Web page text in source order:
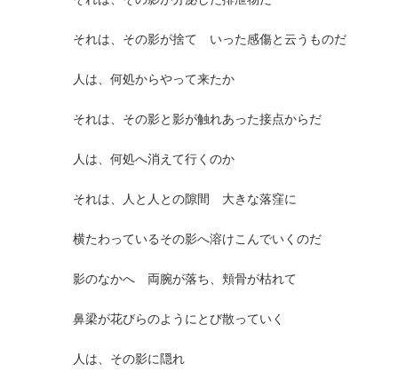
それは、その影が捨てゝいった感傷と云うものだ
人は、何処からやって来たか
それは、その影と影が触れあった接点からだ
人は、何処へ消えて行くのか
それは、人と人との隙間 大きな落窪に
横たわっているその影へ溶けこんでいくのだ
影のなかへ 両腕が落ち、頬骨が枯れて
鼻梁が花びらのようにとび散っていく
人は、その影に隠れ